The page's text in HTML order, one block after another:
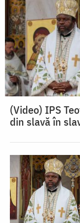
(Video) IPS
din slavă în